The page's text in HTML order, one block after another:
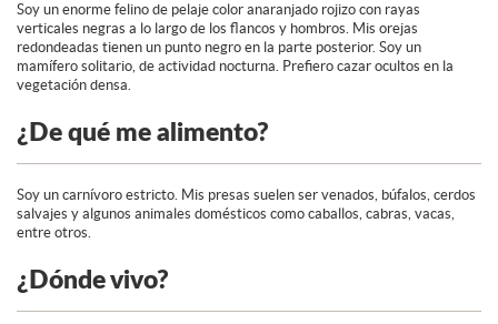
Soy un enorme felino de pelaje color anaranjado rojizo con rayas
verticales negras a lo largo de los flancos y hombros. Mis orejas
redondeadas tienen un punto negro en la parte posterior. Soy un
mamífero solitario, de actividad nocturna. Prefiero cazar ocultos en la
vegetación densa.
¿De qué me alimento?
Soy un carnívoro estricto. Mis presas suelen ser venados, búfalos, cerdos
salvajes y algunos animales domésticos como caballos, cabras, vacas,
entre otros.
¿Dónde vivo?